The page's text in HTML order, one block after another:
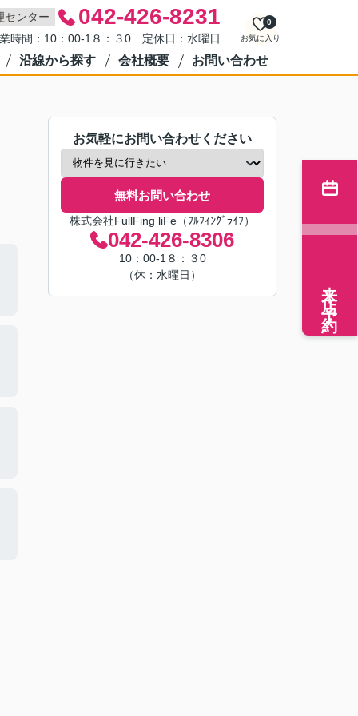
センター 042-426-8231
時間：10：00-1８：３0 定休日：水曜日 お気に入り
0
沿線から探す 会社概要 お問い合わせ
お気軽にお問い合わせください
無料お問い合わせ
株式会社FullFing liFe（ﾌﾙﾌｨﾝｸﾞﾗｲﾌ）
042-426-8306
10：00-1８：３0
（休：水曜日）
来店予約